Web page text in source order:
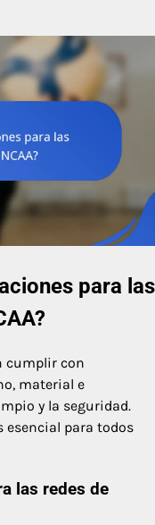
para las
cumplir con
material e
y la seguridad.
esencial para todos
las redes de